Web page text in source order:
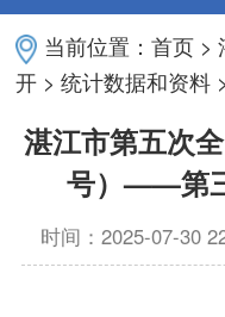
当前位置：首页 >
开 >统计数据和资料
湛江市第五次
号）——第
时间：2025-07-30